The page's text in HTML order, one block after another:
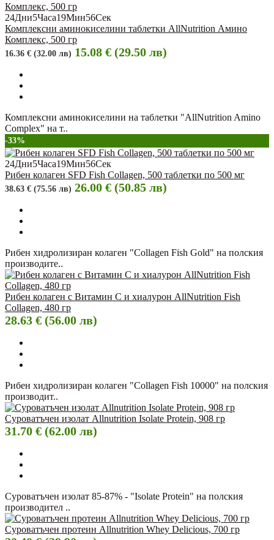
24Дни5Часа19Мин55Сек
Комплексни аминокиселини таблетки AllNutrition Амино
Комплекс, 500 гр
16.36 € (32.00 лв) 15.08 € (29.50 лв)
Комплексни аминокиселини на таблетки "AllNutrition Amino
Complex" на т..
-33%
24Дни5Часа19Мин55Сек
Рибен колаген SFD Fish Collagen, 500 таблетки по 500 мг
38.63 € (75.56 лв) 26.00 € (50.85 лв)
Рибен хидролизиран колаген "Collagen Fish Gold" на полския
производите..
Рибен колаген с Витамин C и хиалурон AllNutrition Fish
Collagen, 480 гр
28.63 € (56.00 лв)
Рибен хидролизиран колаген "Collagen Fish 10000" на полския
производит..
Суроватъчен изолат Allnutrition Isolate Protein, 908 гр
31.70 € (62.00 лв)
Суроватъчен изолат 85-87% - "Isolate Protein" на полския
производител ..
Суроватъчен протеин Allnutrition Whey Delicious, 700 гр